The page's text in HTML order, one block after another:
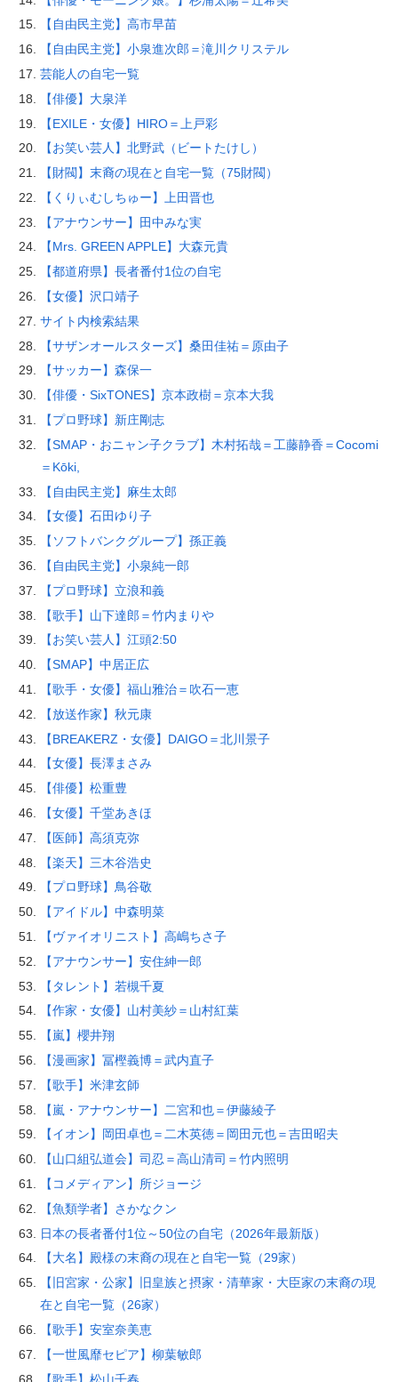
【自由民主党】高市早苗
【自由民主党】小泉進次郎＝滝川クリステル
芸能人の自宅一覧
【俳優】大泉洋
【EXILE・女優】HIRO＝上戸彩
【お笑い芸人】北野武（ビートたけし）
【財閥】末裔の現在と自宅一覧（75財閥）
【くりぃむしちゅー】上田晋也
【アナウンサー】田中みな実
【Mrs. GREEN APPLE】大森元貴
【都道府県】長者番付1位の自宅
【女優】沢口靖子
サイト内検索結果
【サザンオールスターズ】桑田佳祐＝原由子
【サッカー】森保一
【俳優・SixTONES】京本政樹＝京本大我
【プロ野球】新庄剛志
【SMAP・おニャン子クラブ】木村拓哉＝工藤静香＝Cocomi
＝Kōki,
【自由民主党】麻生太郎
【女優】石田ゆり子
【ソフトバンクグループ】孫正義
【自由民主党】小泉純一郎
【プロ野球】立浪和義
【歌手】山下達郎＝竹内まりや
【お笑い芸人】江頭2:50
【SMAP】中居正広
【歌手・女優】福山雅治＝吹石一恵
【放送作家】秋元康
【BREAKERZ・女優】DAIGO＝北川景子
【女優】長澤まさみ
【俳優】松重豊
【女優】千堂あきほ
【医師】高須克弥
【楽天】三木谷浩史
【プロ野球】鳥谷敬
【アイドル】中森明菜
【ヴァイオリニスト】高嶋ちさ子
【アナウンサー】安住紳一郎
【タレント】若槻千夏
【作家・女優】山村美紗＝山村紅葉
【嵐】櫻井翔
【漫画家】冨樫義博＝武内直子
【歌手】米津玄師
【嵐・アナウンサー】二宮和也＝伊藤綾子
【イオン】岡田卓也＝二木英徳＝岡田元也＝吉田昭夫
【山口組弘道会】司忍＝高山清司＝竹内照明
【コメディアン】所ジョージ
【魚類学者】さかなクン
日本の長者番付1位～50位の自宅（2026年最新版）
【大名】殿様の末裔の現在と自宅一覧（29家）
【旧宮家・公家】旧皇族と摂家・清華家・大臣家の末裔の現
在と自宅一覧（26家）
【歌手】安室奈美恵
【一世風靡セピア】柳葉敏郎
【歌手】松山千春